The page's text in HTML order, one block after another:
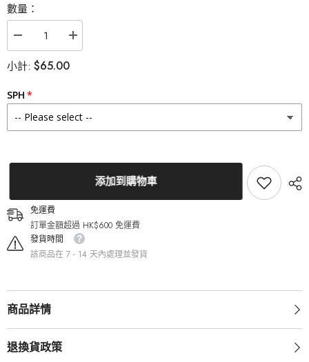
數量：
Lenstown
芝
瞳
Eau
片）
的
數
量
增
瞳
Eau
片）
數
量
小計: $65.00
SPH
添加到購物車
免運費
訂單金額超過 HK$600 免運費
發貨時間
該商品在 7 - 14 天內處理並發貨
商品詳情
退換貨政策